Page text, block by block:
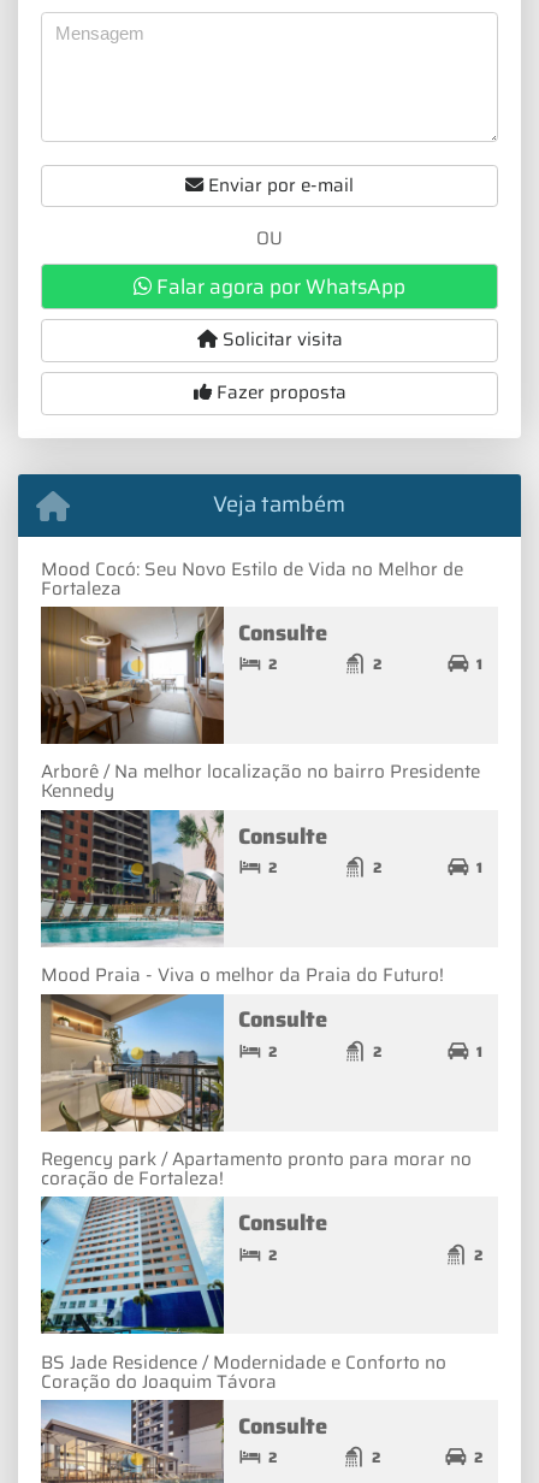
Enviar por e-mail
OU
Falar agora por WhatsApp
Solicitar visita
Fazer proposta
Veja também
Mood Cocó: Seu Novo Estilo de Vida no Melhor de
Fortaleza
Consulte
2 2 1
Arborê / Na melhor localização no bairro Presidente
Kennedy
Consulte
2 2 1
Mood Praia - Viva o melhor da Praia do Futuro!
Consulte
2 2 1
Regency park / Apartamento pronto para morar no
coração de Fortaleza!
Consulte
2 2
BS Jade Residence / Modernidade e Conforto no
Coração do Joaquim Távora
Consulte
2 2 2